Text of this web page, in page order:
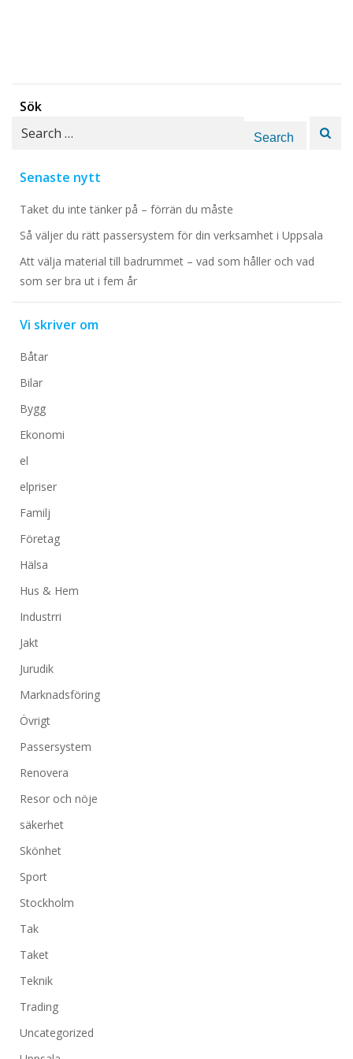
Sök
Search
Senaste nytt
Taket du inte tänker på – förrän du måste
Så väljer du rätt passersystem för din verksamhet i Uppsala
Att välja material till badrummet – vad som håller och vad
som ser bra ut i fem år
Vi skriver om
Båtar
Bilar
Bygg
Ekonomi
el
elpriser
Familj
Företag
Hälsa
Hus & Hem
Industrri
Jakt
Jurudik
Marknadsföring
Övrigt
Passersystem
Renovera
Resor och nöje
säkerhet
Skönhet
Sport
Stockholm
Tak
Taket
Teknik
Trading
Uncategorized